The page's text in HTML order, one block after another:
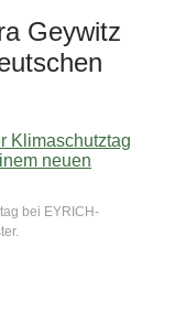
Geywitz
bei EYRICH-